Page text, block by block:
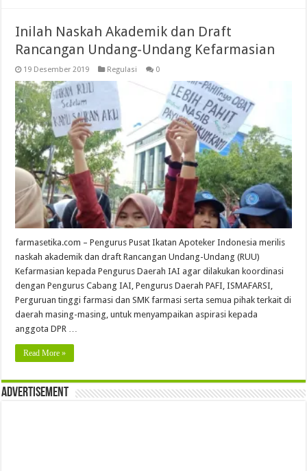
Inilah Naskah Akademik dan Draft
Rancangan Undang-Undang Kefarmasian
19 Desember 2019 Regulasi 0
farmasetika.com – Pengurus Pusat Ikatan Apoteker Indonesia merilis
naskah akademik dan draft Rancangan Undang-Undang (RUU)
Kefarmasian kepada Pengurus Daerah IAI agar dilakukan koordinasi
dengan Pengurus Cabang IAI, Pengurus Daerah PAFI, ISMAFARSI,
Perguruan tinggi farmasi dan SMK farmasi serta semua pihak terkait di
daerah masing-masing, untuk menyampaikan aspirasi kepada
anggota DPR …
Read More »
Advertisement